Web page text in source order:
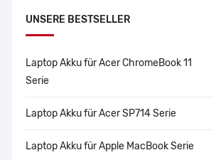
UNSERE BESTSELLER
Laptop Akku für Acer ChromeBook 11
Serie
Laptop Akku für Acer SP714 Serie
Laptop Akku für Apple MacBook Serie